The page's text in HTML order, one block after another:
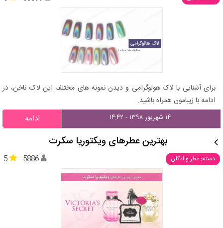
برای آشنایی با لاک هولوگرامی و دیدن نمونه های مختلف این لاک ناخن، در
ادامه با زیبامون همراه باشید.
۱۴ شهریور ۱۳۹۸ - ۱۴:۴۲ ادامه
بهترین عطرهای ویکتوریا سکرت
دسته: عطر و ادکلن 5 5886